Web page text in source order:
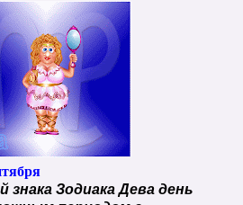
Зодиака Дева день